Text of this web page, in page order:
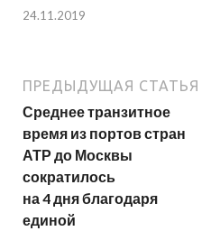
24.11.2019
ПРЕДЫДУЩАЯ СТАТЬЯ
Среднее транзитное
время из портов стран
АТР до Москвы
сократилось
на 4 дня благодаря
единой